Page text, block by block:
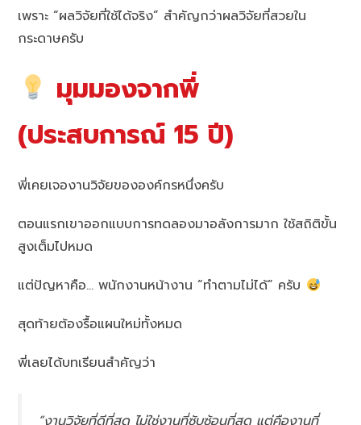
เพราะ “ผลวิจัยที่ใช้ได้จริง” สำคัญกว่าผลวิจัยที่สวยใน
กระดาษครับ
มุมมองจากพี่
(ประสบการณ์ 15 ปี)
พี่เคยเจองานวิจัยขององค์กรหนึ่งครับ
ตอนแรกเขาออกแบบการทดลองมาอลังการมาก ใช้สถิติขั้น
สูงเต็มไปหมด
แต่ปัญหาคือ… พนักงานหน้างาน “ทำตามไม่ได้” ครับ
สุดท้ายต้องรื้อแผนใหม่ทั้งหมด
พี่เลยได้บทเรียนสำคัญว่า